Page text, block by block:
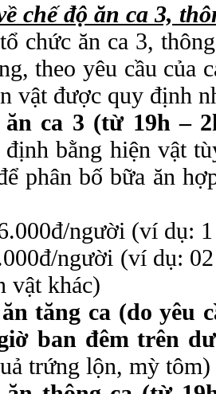
chế độ ăn ca 3,
chức ăn ca 3,
theo yêu cầu của
vật được quy định
ca 3 (từ 19h –
bằng hiện vật
phân bố bữa ăn
người (ví dụ:
người (ví dụ:
vật khác)
tăng ca (do yêu
ban đêm trên
trứng lộn, mỳ tôm)